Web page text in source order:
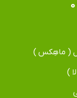
( ماهِکس )
)